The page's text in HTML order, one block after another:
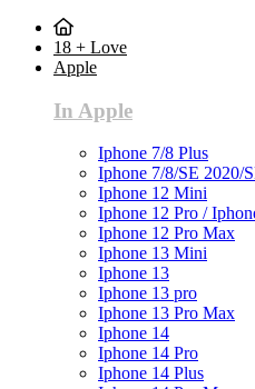
18 + Love
Apple
In Apple
Iphone 7/8 Plus
Iphone 7/8/SE 2020/
Iphone 12 Mini
Iphone 12 Pro /
Iphone 12 Pro Max
Iphone 13 Mini
Iphone 13
Iphone 13 pro
Iphone 13 Pro Max
Iphone 14
Iphone 14 Pro
Iphone 14 Plus